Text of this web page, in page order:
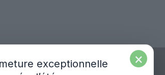
×
exceptionnelle